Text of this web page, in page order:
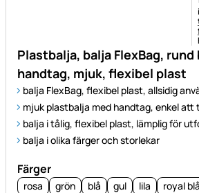
Plastbalja, balja FlexBag, rund
handtag, mjuk, flexibel plast
balja FlexBag, flexibel plast, allsidig
mjuk plastbalja med handtag, enkel att
balja i tålig, flexibel plast, lämplig för
balja i olika färger och storlekar
Färger
rosa grön blå gul lila royal blå